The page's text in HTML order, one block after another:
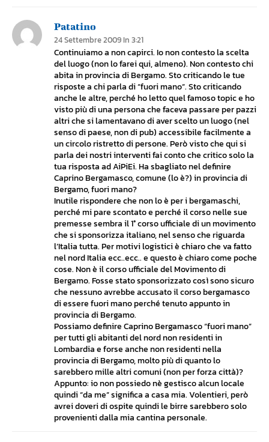
Patatino
24 Settembre 2009 In 3:21
Continuiamo a non capirci. Io non contesto la scelta
del luogo (non lo farei qui, almeno). Non contesto chi
abita in provincia di Bergamo. Sto criticando le tue
risposte a chi parla di “fuori mano”. Sto criticando
anche le altre, perché ho letto quel famoso topic e ho
visto più di una persona che faceva passare per pazzi
altri che si lamentavano di aver scelto un luogo (nel
senso di paese, non di pub) accessibile facilmente a
un circolo ristretto di persone. Però visto che qui si
parla dei nostri interventi fai conto che critico solo la
tua risposta ad AiPiEi. Ha sbagliato nel definire
Caprino Bergamasco, comune (lo è?) in provincia di
Bergamo, fuori mano?
Inutile rispondere che non lo è per i bergamaschi,
perché mi pare scontato e perché il corso nelle sue
premesse sembra il 1° corso ufficiale di un movimento
che si sponsorizza italiano, nel senso che riguarda
l’Italia tutta. Per motivi logistici è chiaro che va fatto
nel nord Italia ecc..ecc.. e questo è chiaro come poche
cose. Non è il corso ufficiale del Movimento di
Bergamo. Fosse stato sponsorizzato così sono sicuro
che nessuno avrebbe accusato il corso bergamasco
di essere fuori mano perché tenuto appunto in
provincia di Bergamo.
Possiamo definire Caprino Bergamasco “fuori mano”
per tutti gli abitanti del nord non residenti in
Lombardia e forse anche non residenti nella
provincia di Bergamo, molto più di quanto lo
sarebbero mille altri comuni (non per forza città)?
Appunto: io non possiedo nè gestisco alcun locale
quindi “da me” significa a casa mia. Volentieri, però
avrei doveri di ospite quindi le birre sarebbero solo
provenienti dalla mia cantina personale.